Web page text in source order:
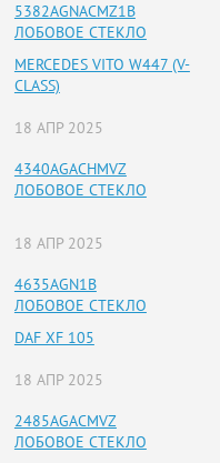
5382AGNACMZ1B
ЛОБОВОЕ СТЕКЛО
MERCEDES VITO W447 (V-
CLASS)
18 АПР 2025
4340AGACHMVZ
ЛОБОВОЕ СТЕКЛО
18 АПР 2025
4635AGN1B
ЛОБОВОЕ СТЕКЛО
DAF XF 105
18 АПР 2025
2485AGACMVZ
ЛОБОВОЕ СТЕКЛО